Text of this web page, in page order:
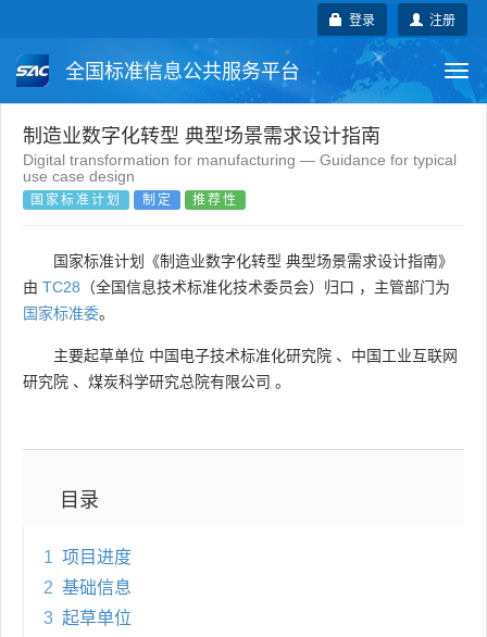
注册
登录
全国标准信息公共服务平台
国家标准 行业标准 地方标准
团体标准
制造业数字化转型 典型场景需求设计指南
Digital transformation for manufacturing — Guidance for typical
use case design
国家标准计划 制定 推荐性
国家标准计划《制造业数字化转型 典型场景需求设计指南》
由 TC28 （全国信息技术标准化技术委员会）归口 ，主管部门为
国家标准委。
主要起草单位 中国电子技术标准化研究院 、 中国工业互联网
研究院 、 煤炭科学研究总院有限公司 。
目录
1 项目进度
2 基础信息
3 起草单位